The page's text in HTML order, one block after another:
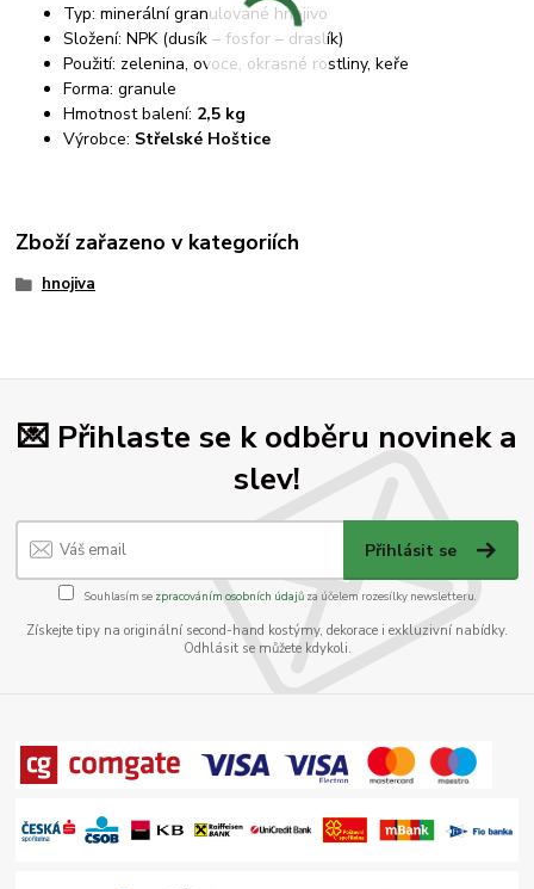
Typ: minerální granulované hnojivo
Složení: NPK (dusík – fosfor – draslík)
Použití: zelenina, ovoce, okrasné rostliny, keře
Forma: granule
Hmotnost balení: 2,5 kg
Výrobce: Střelské Hoštice
Zboží zařazeno v kategoriích
hnojiva
💌 Přihlaste se k odběru novinek a
slev!
Přihlásit se
Souhlasím se zpracováním osobních údajůza účelem rozesílky newsletteru.
Získejte tipy na originální second-hand kostýmy, dekorace i exkluzivní nabídky.
Odhlásit se můžete kdykoli.